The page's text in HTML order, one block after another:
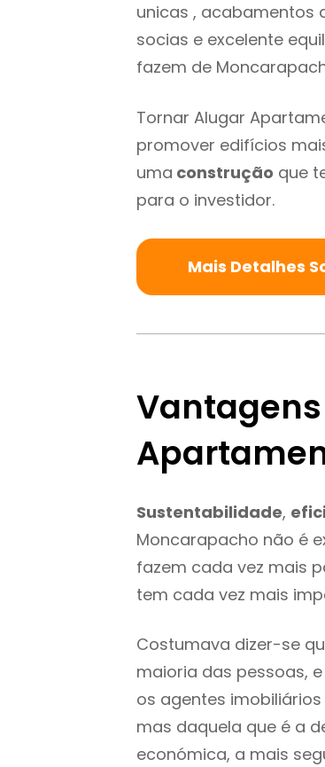
unicas , acabamentos
socias e excelente
fazem de
Tornar Alugar
promover edifícios
uma construção que
para o investidor.
Mais Detalhes
Sustentabilidade,
Moncarapacho não é
fazem cada vez mais
tem cada vez mais
Costumava dizer-se
maioria das pessoas,
os agentes
mas daquela que é a
económica, a mais